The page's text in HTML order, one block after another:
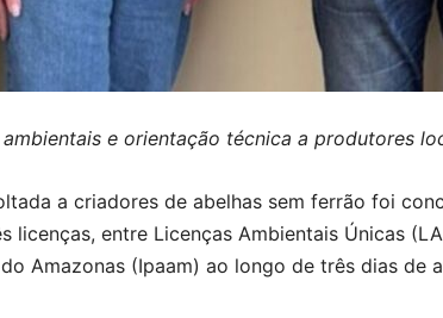
e orientação técnica a produtores
a criadores de abelhas sem ferrão foi
licenças, entre Licenças Ambientais Únicas
Amazonas (Ipaam) ao longo de três dias de